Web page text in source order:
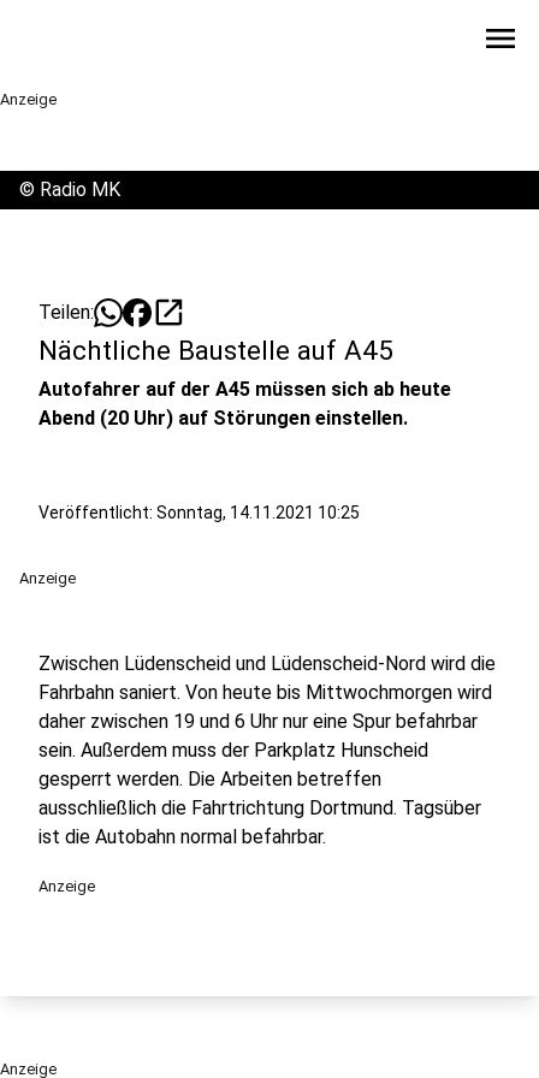
menu
Anzeige
© Radio MK
Teilen: open_in_new
Nächtliche Baustelle auf A45
Autofahrer auf der A45 müssen sich ab heute
Abend (20 Uhr) auf Störungen einstellen.
Veröffentlicht: Sonntag, 14.11.2021 10:25
Anzeige
Zwischen Lüdenscheid und Lüdenscheid-Nord wird die
Fahrbahn saniert. Von heute bis Mittwochmorgen wird
daher zwischen 19 und 6 Uhr nur eine Spur befahrbar
sein. Außerdem muss der Parkplatz Hunscheid
gesperrt werden. Die Arbeiten betreffen
ausschließlich die Fahrtrichtung Dortmund. Tagsüber
ist die Autobahn normal befahrbar.
Anzeige
Anzeige